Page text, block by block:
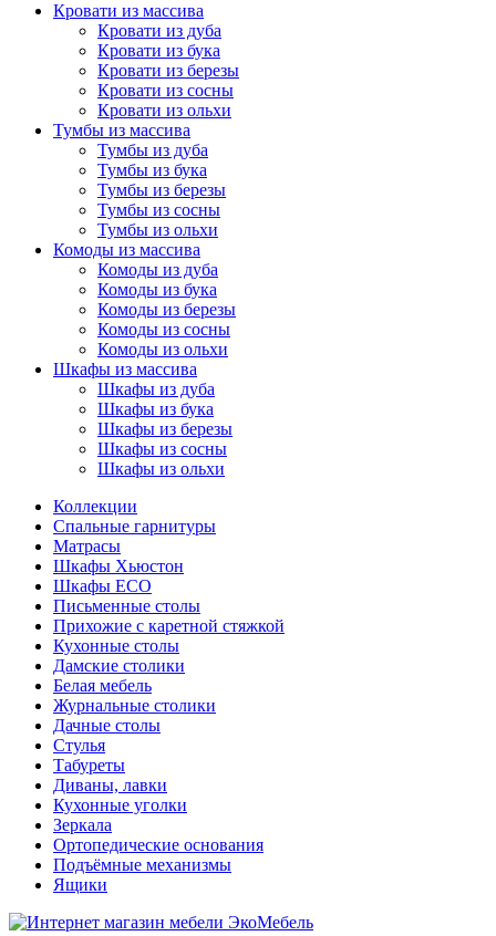
Кровати из массива
Кровати из дуба
Кровати из бука
Кровати из березы
Кровати из сосны
Кровати из ольхи
Тумбы из массива
Тумбы из дуба
Тумбы из бука
Тумбы из березы
Тумбы из сосны
Тумбы из ольхи
Комоды из массива
Комоды из дуба
Комоды из бука
Комоды из березы
Комоды из сосны
Комоды из ольхи
Шкафы из массива
Шкафы из дуба
Шкафы из бука
Шкафы из березы
Шкафы из сосны
Шкафы из ольхи
Коллекции
Спальные гарнитуры
Матрасы
Шкафы Хьюстон
Шкафы ECO
Письменные столы
Прихожие с каретной стяжкой
Кухонные столы
Дамские столики
Белая мебель
Журнальные столики
Дачные столы
Стулья
Табуреты
Диваны, лавки
Кухонные уголки
Зеркала
Ортопедические основания
Подъёмные механизмы
Ящики